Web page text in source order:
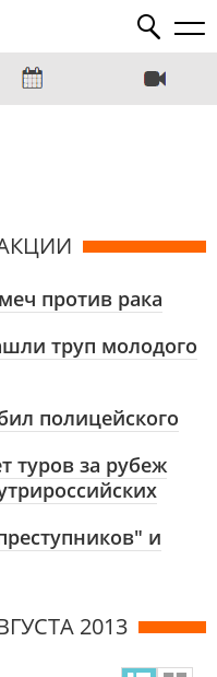
против рака
труп молодого
полицейского
туров за рубеж
и
2013